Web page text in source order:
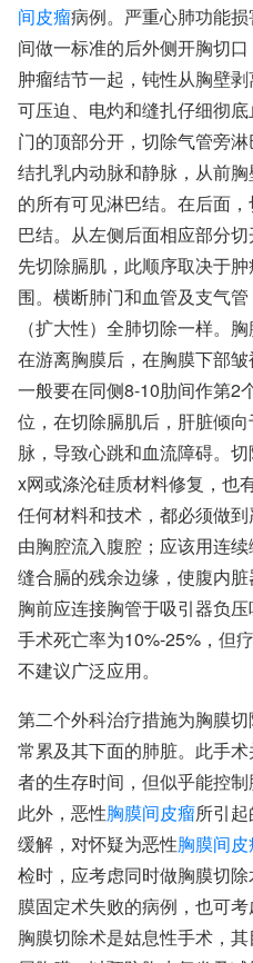
间皮瘤病例。严重心肺功能
间做一标准的后外侧开胸切
肿瘤结节一起，钝性从胸壁
可压迫、电灼和缝扎仔细彻
门的顶部分开，切除气管旁
结扎乳内动脉和静脉，从前
的所有可见淋巴结。在后面
巴结。从左侧后面相应部分
先切除膈肌，此顺序取决于
围。横断肺门和血管及支气
（扩大性）全肺切除一样。
在游离胸膜后，在胸膜下部
一般要在同侧8-10肋间作第2
位，在切除膈肌后，肝脏倾
脉，导致心跳和血流障碍。
x网或涤沦硅质材料修复，也
任何材料和技术，都必须做
由胸腔流入腹腔；应该用连
缝合膈的残余边缘，使腹内
胸前应连接胸管于吸引器负
手术死亡率为10%-25%，但
不建议广泛应用。
第二个外科治疗措施为胸膜
常累及其下面的肺脏。此手
者的生存时间，但似乎能控制
此外，恶性胸膜间皮瘤所引起
缓解，对怀疑为恶性胸膜间
检时，应考虑同时做胸膜切
膜固定术失败的病例，也可
胸膜切除术是姑息性手术，